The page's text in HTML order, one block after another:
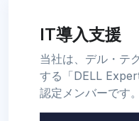
IT導入支援
当社は、デル・テ
する「DELL
認定メンバーです。